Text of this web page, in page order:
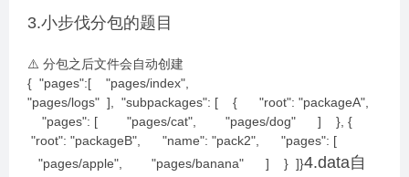
3.小步伐分包的题目
⚠️ 分包之后文件会自动创建
{ "pages":[ "pages/index",
"pages/logs" ], "subpackages": [ { "root": "packageA",
"pages": [ "pages/cat", "pages/dog" ] }, {
"root": "packageB", "name": "pack2", "pages": [
"pages/apple", "pages/banana" ] } ]}4.data自